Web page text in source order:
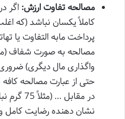
مصالحه تفاوت ارزش: اگر
کاملاً یکسان نباشد (که
پرداخت مابه التفاوت یا
مصالحه به صورت شفاف
واگذاری مال دیگری)
حتی از عبارت مصالحه
در
نشان دهنده رضایت